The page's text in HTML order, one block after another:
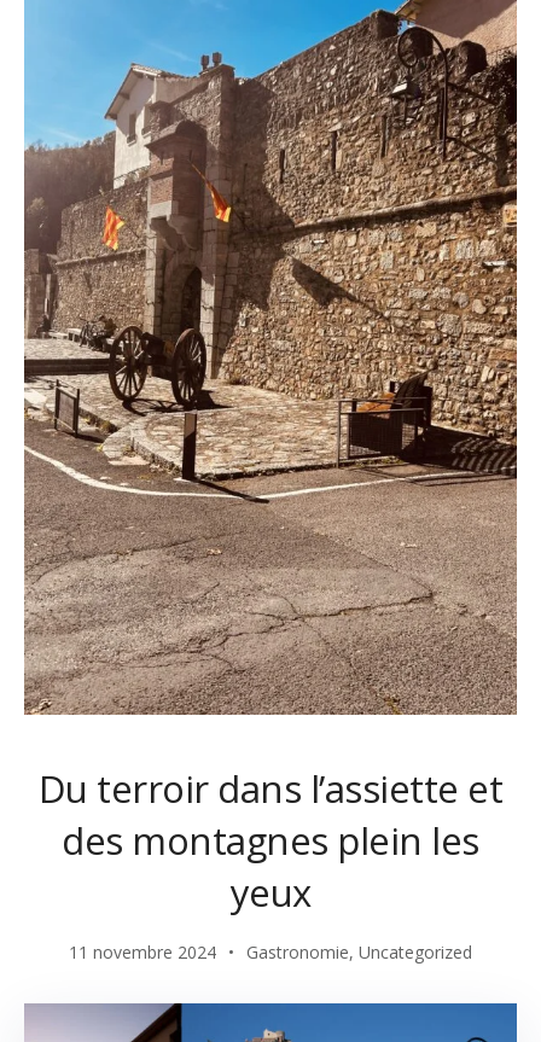
Du terroir dans l’assiette et
des montagnes plein les
yeux
11 novembre 2024 Gastronomie, Uncategorized